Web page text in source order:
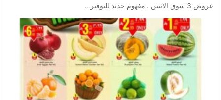
عروض 3 سوق الاثنين . مفهوم جديد للتوفير…